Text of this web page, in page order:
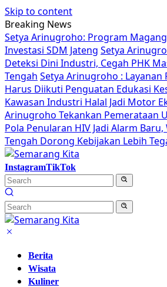
Skip to content
Breaking News
Setya Arinugroho: Program Magang
Investasi SDM Jateng Setya
Deteksi Dini Industri, Cegah PHK
Tengah Setya Arinugroho : Layanan
Harus Diikuti Penguatan Edukasi
Kawasan Industri Halal Jadi Motor
Arinugroho Tekankan Pemerataan
Pola Penularan HIV Jadi Alarm Baru,
Tengah Dorong Kebijakan Lebih
InstagramTikTok
Berita
Wisata
Kuliner